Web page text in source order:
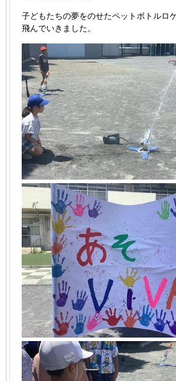
子どもたちの夢をのせたペットボトルロ
飛んでいきました。